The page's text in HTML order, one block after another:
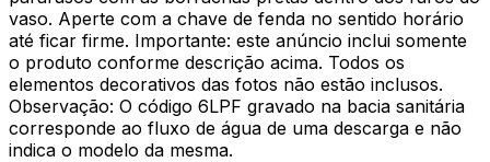
vaso. Aperte com a chave de fenda no sentido horário
até ficar firme. Importante: este anúncio inclui somente
o produto conforme descrição acima. Todos os
elementos decorativos das fotos não estão inclusos.
Observação: O código 6LPF gravado na bacia sanitária
corresponde ao fluxo de água de uma descarga e não
indica o modelo da mesma.